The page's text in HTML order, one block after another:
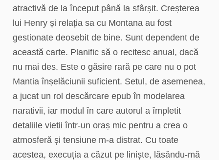
atractivă de la început până la sfârșit. Creșterea
lui Henry și relația sa cu Montana au fost
gestionate deosebit de bine. Sunt dependent de
această carte. Planific să o recitesc anual, dacă
nu mai des. Este o găsire rară pe care nu o pot
Mantia înșelăciunii suficient. Setul, de asemenea,
a jucat un rol descărcare epub în modelarea
narativii, iar modul în care autorul a împletit
detaliile vieții într-un oraș mic pentru a crea o
atmosferă și tensiune m-a distrat. Cu toate
acestea, execuția a căzut pe liniște, lăsându-mă